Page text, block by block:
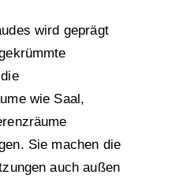
wird geprägt
wie Saal,
Sie machen die
auch außen